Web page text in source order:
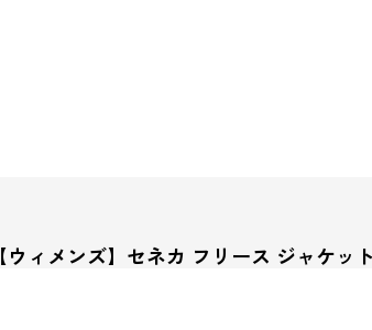
【ウィメンズ】セネカ フリース ジャケット